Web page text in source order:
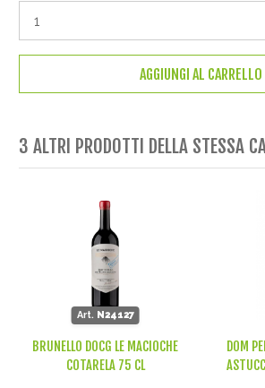
AGGIUNGI AL CARRELLO
3 ALTRI PRODOTTI DELLA STESSA
Art. N24127
BRUNELLO DOCG LE MACIOCHE
COTARELA 75 CL
DOM